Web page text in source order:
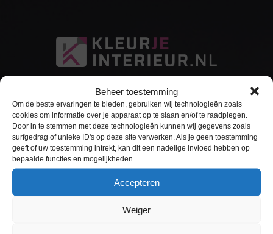
Beheer toestemming
Om de beste ervaringen te bieden, gebruiken wij technologieën zoals
cookies om informatie over je apparaat op te slaan en/of te raadplegen.
Door in te stemmen met deze technologieën kunnen wij gegevens zoals
surfgedrag of unieke ID's op deze site verwerken. Als je geen toestemming
geeft of uw toestemming intrekt, kan dit een nadelige invloed hebben op
bepaalde functies en mogelijkheden.
Accepteren
Weiger
Sitemap
Home
Interieurfolie